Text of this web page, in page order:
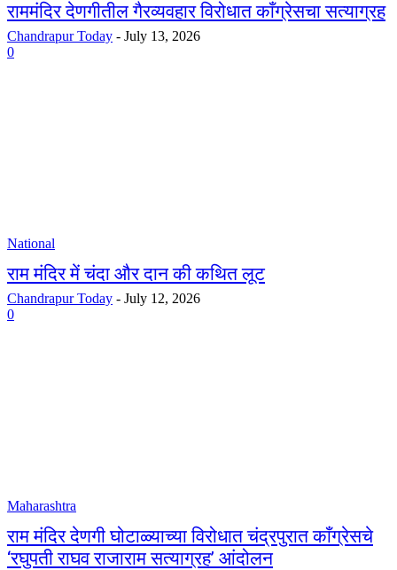
राममंदिर देणगीतील गैरव्यवहार विरोधात काँग्रेसचा सत्याग्रह
Chandrapur Today - July 13, 2026
0
National
राम मंदिर में चंदा और दान की कथित लूट
Chandrapur Today - July 12, 2026
0
Maharashtra
​राम मंदिर देणगी घोटाळ्याच्या विरोधात चंद्रपुरात काँग्रेसचे
‘रघुपती राघव राजाराम सत्याग्रह’ आंदोलन